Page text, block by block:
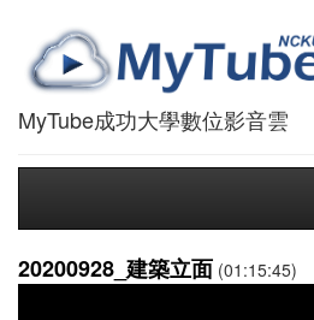
MyTube成功大學數位影音雲
20200928_建築立面 (01:15:45)